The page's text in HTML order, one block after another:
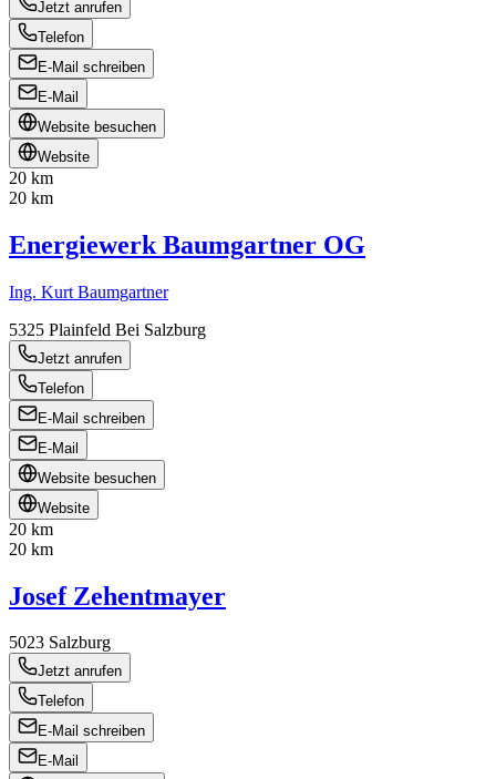
Jetzt anrufen
Telefon
E-Mail schreiben
E-Mail
Website besuchen
Website
20 km
20 km
Energiewerk Baumgartner OG
Ing. Kurt Baumgartner
5325 Plainfeld Bei Salzburg
Jetzt anrufen
Telefon
E-Mail schreiben
E-Mail
Website besuchen
Website
20 km
20 km
Josef Zehentmayer
5023 Salzburg
Jetzt anrufen
Telefon
E-Mail schreiben
E-Mail